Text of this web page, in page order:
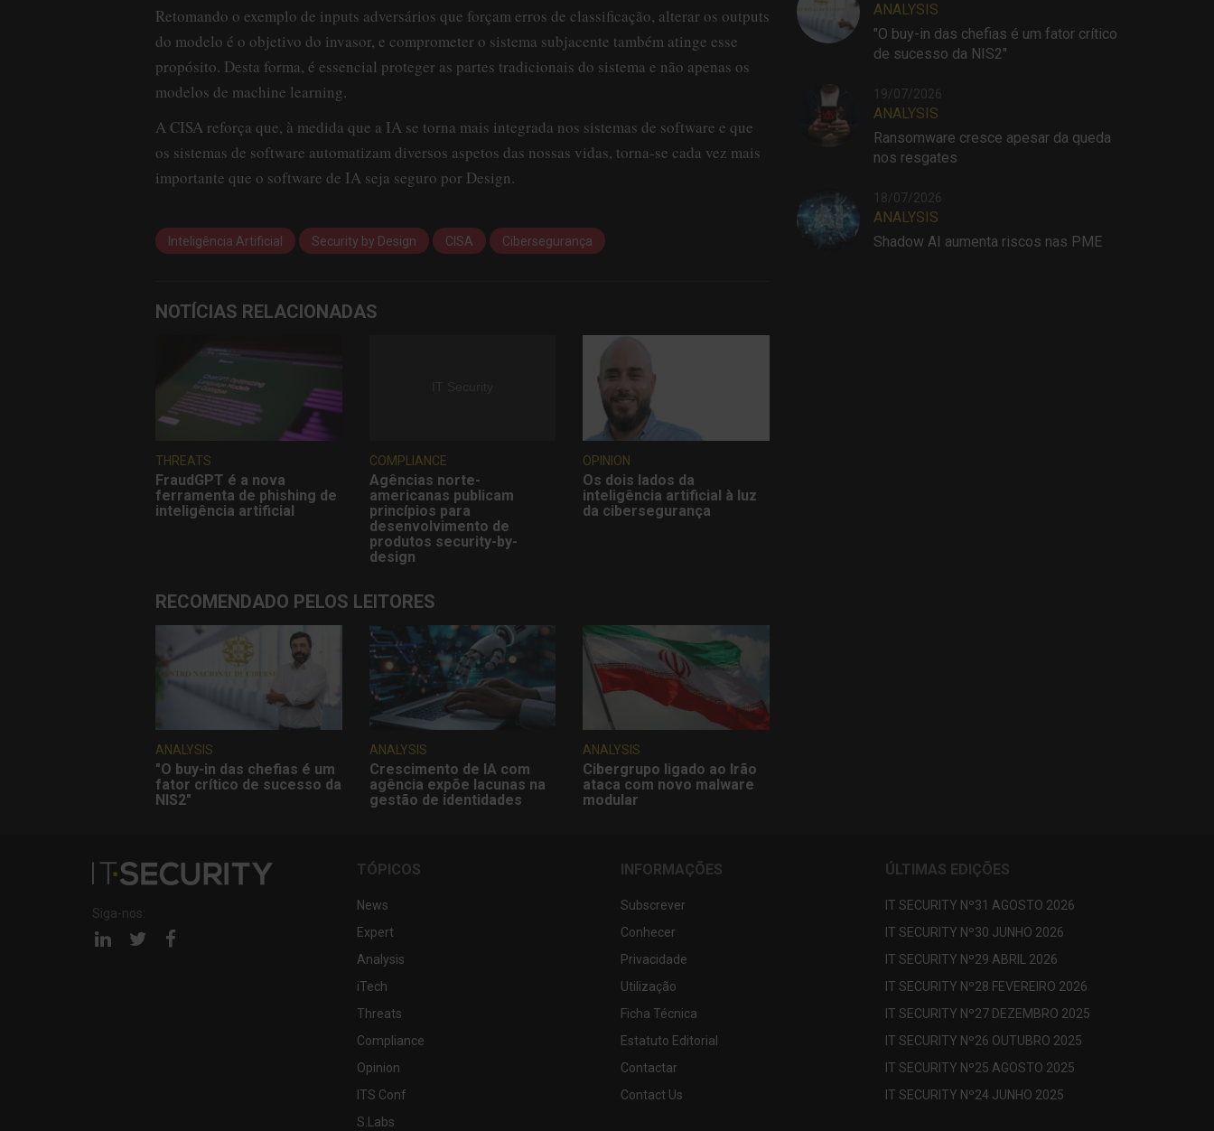
Retomando o exemplo de inputs adversários que forçam erros de classificação, alterar os outputs
do modelo é o objetivo do invasor, e comprometer o sistema subjacente também atinge esse
propósito. Desta forma, é essencial proteger as partes tradicionais do sistema e não apenas os
modelos de machine learning.
A CISA reforça que, à medida que a IA se torna mais integrada nos sistemas de software e que
os sistemas de software automatizam diversos aspetos das nossas vidas, torna-se cada vez mais
importante que o software de IA seja seguro por Design.
Inteligência Artificial Security by Design CISA Cibersegurança
NOTÍCIAS RELACIONADAS
THREATS
FraudGPT é a nova
ferramenta de phishing de
inteligência artificial
COMPLIANCE
Agências norte-
americanas publicam
princípios para
desenvolvimento de
produtos security-by-
design
OPINION
Os dois lados da
inteligência artificial à luz
da cibersegurança
RECOMENDADO PELOS LEITORES
ANALYSIS
"O buy-in das chefias é um
fator crítico de sucesso da
NIS2"
ANALYSIS
Crescimento de IA com
agência expõe lacunas na
gestão de identidades
ANALYSIS
Cibergrupo ligado ao Irão
ataca com novo malware
modular
ANALYSIS
"O buy-in das chefias é um fator crítico
de sucesso da NIS2"
19/07/2026
ANALYSIS
Ransomware cresce apesar da queda
nos resgates
18/07/2026
ANALYSIS
Shadow AI aumenta riscos nas PME
Siga-nos:
Página Página
TÓPICOS
News
Expert
Analysis
iTech
Threats
Compliance
Opinion
ITS Conf
S.Labs
INFORMAÇÕES
Subscrever
Conhecer
Privacidade
Utilização
Ficha Técnica
Estatuto Editorial
Contactar
Contact Us
ÚLTIMAS EDIÇÕES
IT SECURITY Nº31 AGOSTO 2026
IT SECURITY Nº30 JUNHO 2026
IT SECURITY Nº29 ABRIL 2026
IT SECURITY Nº28 FEVEREIRO 2026
IT SECURITY Nº27 DEZEMBRO 2025
IT SECURITY Nº26 OUTUBRO 2025
IT SECURITY Nº25 AGOSTO 2025
IT SECURITY Nº24 JUNHO 2025